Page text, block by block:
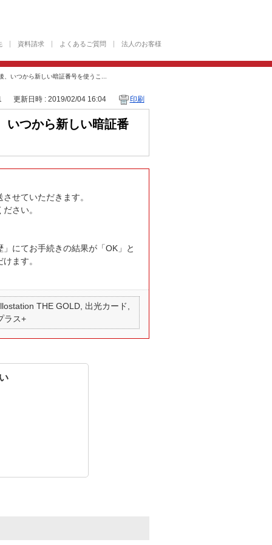
資料請求 よくあるご質問 法人のお客様
いつから新しい暗証番号を使うこ...
更新日時 : 2019/02/04 16:04 印刷
いつから新しい暗証番
せていただきます。
さい。
にてお手続きの結果が「OK」と
ます。
THE GOLD, 出光カード,
ラス+